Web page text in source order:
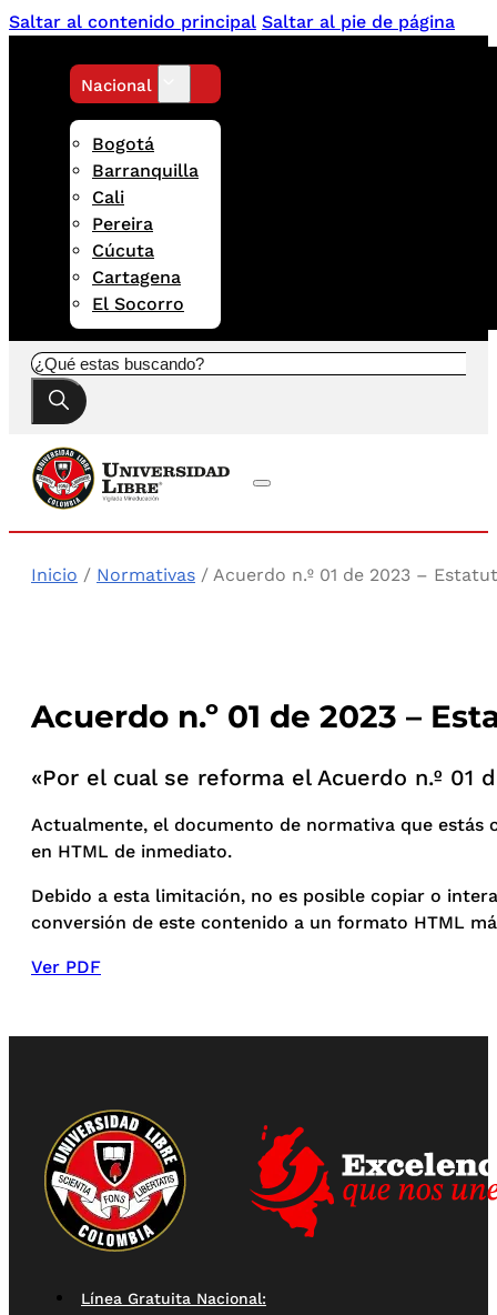
Saltar al contenido principal Saltar al pie de página
Nacional
Bogotá
Barranquilla
Cali
Pereira
Cúcuta
Cartagena
El Socorro
Buscar
Inicio / Normativas / Acuerdo n.º 01 de 2023 –
Acuerdo n.º 01 de 2023 –
«Por el cual se reforma el Acuerdo n.º 01
Actualmente, el documento de normativa que estás
en HTML de inmediato.
Debido a esta limitación, no es posible copiar o
conversión de este contenido a un formato HTML
Ver PDF
Línea Gratuita Nacional: